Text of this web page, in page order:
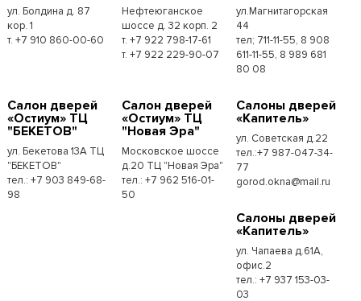
ул. Болдина д. 87
кор. 1
т. +7 910 860-00-60
Нефтеюганское
шоссе д. 32 корп. 2
т. +7 922 798-17-61
т. +7 922 229-90-07
ул.Магнитагорская
44
тел; 711-11-55, 8 908
611-11-55, 8 989 681
80 08
Cалон дверей
«Остиум» ТЦ
"БЕКЕТОВ"
ул. Бекетова 13А ТЦ
"БЕКЕТОВ"
тел.: +7 903 849-68-
98
Cалон дверей
«Остиум» ТЦ
"Новая Эра"
Московское шоссе
д.20 ТЦ "Новая Эра"
тел.: +7 962 516-01-
50
Cалоны дверей
«Капитель»
ул. Советская д.22
тел.:+7 987-047-34-
77
gorod.okna@mail.ru
Cалоны дверей
«Капитель»
ул. Чапаева д.61А,
офис.2
тел.: +7 937 153-03-
03